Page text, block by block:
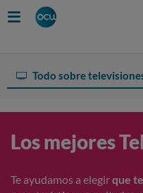
Todo sobre
Los mejores
Te ayudamos a elegirque